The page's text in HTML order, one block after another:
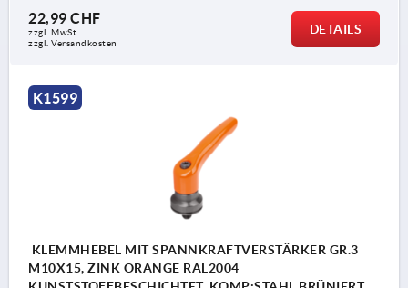
22,99 CHF
zzgl. MwSt.
zzgl. Versandkosten
DETAILS
K1599
KLEMMHEBEL MIT SPANNKRAFTVERSTÄRKER GR.3
M10X15, ZINK ORANGE RAL2004